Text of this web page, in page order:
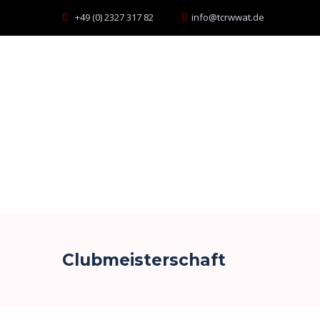
+49 (0) 2327 317 82 info@tcrwwat.de
Clubmeisterschaft